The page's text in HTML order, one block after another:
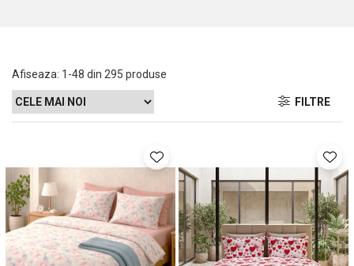
Afiseaza: 1-48 din 295 produse
FILTRE